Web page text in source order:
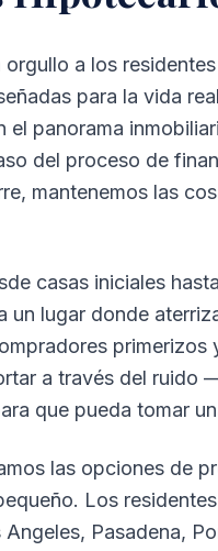
a los
para la vida
el panorama
del proceso de
mantenemos las
casas iniciales
un lugar donde
primerizos
a través del ruido
que pueda tomar
las opciones de
Los
Pasadena,